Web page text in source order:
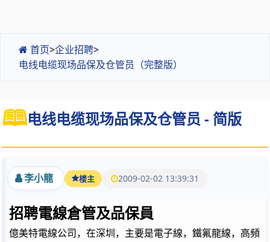
首页>企业招聘>
电线电缆现场品保及仓管员（完整版）
电线电缆现场品保及仓管员 - 简版
李小龍 楼主 2009-02-02 13:39:31
招聘電線倉管及品保員
億美特電線公司，在深圳，主要是電子線，鐵氟龍線，高頻